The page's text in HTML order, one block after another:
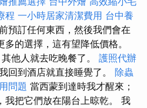
程 一小時居家清潔費用 台中養
預訂任何東西，然後我們會在
的選擇，這有望降低價格。
他人就去吃晚餐了。 護照代辦
回到酒店就直接睡覺了。 除蟲
問題 當西蒙到達時我才醒來；
我把它們放在陽台上晾乾。 我